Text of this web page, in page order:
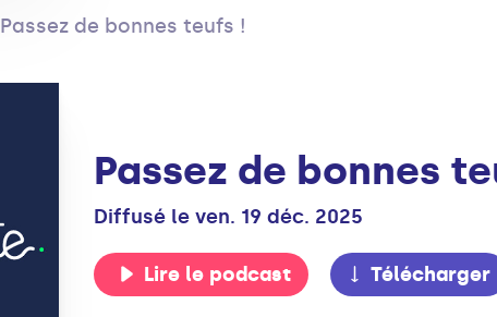
Passez de bonnes teufs !
Passez de bonnes
Diffusé le ven. 19 déc. 2025
Lire le podcast Télécharger